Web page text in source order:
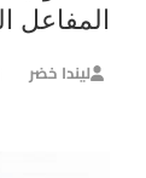
المفاعل
ليندا خضر